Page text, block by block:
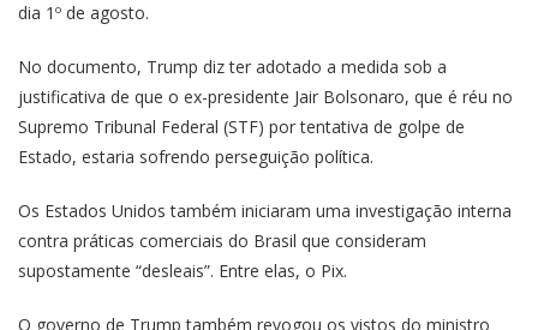
dia 1º de agosto.
No documento, Trump diz ter adotado a medida sob a
justificativa de que o ex-presidente Jair Bolsonaro, que é réu no
Supremo Tribunal Federal (STF) por tentativa de golpe de
Estado, estaria sofrendo perseguição política.
Os Estados Unidos também iniciaram uma investigação interna
contra práticas comerciais do Brasil que consideram
supostamente “desleais”. Entre elas, o Pix.
O governo de Trump também revogou os vistos do ministro